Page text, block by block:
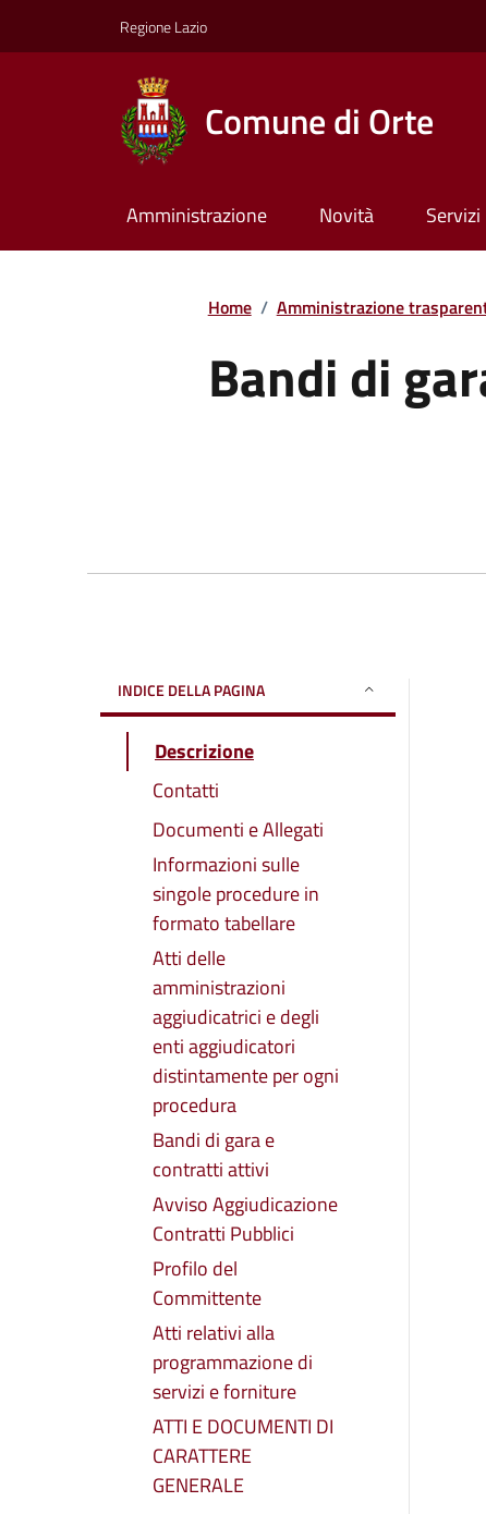
Regione Lazio
Comune di Orte
Amministrazione Novità Servizi
Home / Amministrazione
Bandi di
INDICE DELLA PAGINA
Descrizione
Contatti
Documenti e Allegati
Informazioni sulle
singole procedure in
formato tabellare
Atti delle
amministrazioni
aggiudicatrici e degli
enti aggiudicatori
distintamente per ogni
procedura
Bandi di gara e
contratti attivi
Avviso Aggiudicazione
Contratti Pubblici
Profilo del
Committente
Atti relativi alla
programmazione di
servizi e forniture
ATTI E DOCUMENTI DI
CARATTERE
GENERALE